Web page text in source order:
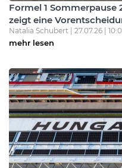
Formel 1 Sommerpause
zeigt eine
Natalia Schubert | 27.07.26 |
mehr lesen